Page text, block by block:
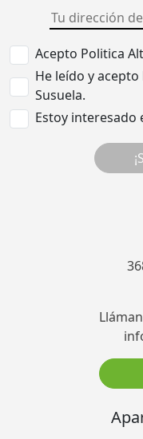
Acepto Politica
He leído y acepto
Susuela.
Estoy interesado